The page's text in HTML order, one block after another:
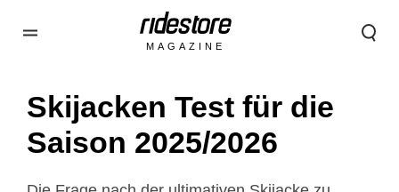
MAGAZINE
Skijacken Test für die
Saison 2025/2026